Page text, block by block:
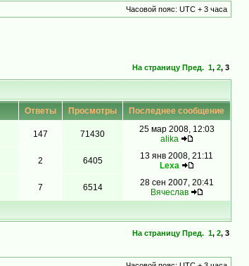
Часовой пояс: UTC + 3 часа
На страницу Пред. 1, 2, 3
Ответы Просмотры Последнее сообщение
147 71430
25 мар 2008, 12:03
alika
2 6405
13 янв 2008, 21:11
Lexa
7 6514
28 сен 2007, 20:41
Вячеслав
На страницу Пред. 1, 2, 3